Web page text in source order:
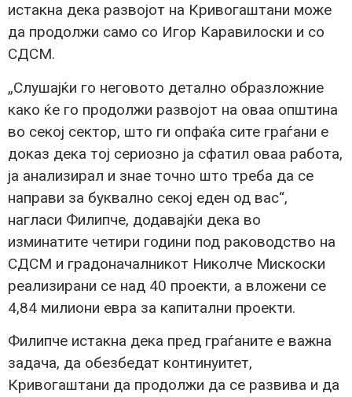
истакна дека развојот на Кривогаштани може
да продолжи само со Игор Каравилоски и со
СДСМ.
„Слушајќи го неговото детално образложние
како ќе го продолжи развојот на оваа општина
во секој сектор, што ги опфаќа сите граѓани е
доказ дека тој сериозно ја сфатил оваа работа,
ја анализирал и знае точно што треба да се
направи за буквално секој еден од вас“,
нагласи Филипче, додавајќи дека во
изминатите четири години под раководство на
СДСМ и градоначалникот Николче Мискоски
реализирани се над 40 проекти, а вложени се
4,84 милиони евра за капитални проекти.
Филипче истакна дека пред граѓаните е важна
задача, да обезбедат континуитет,
Кривогаштани да продолжи да се развива и да